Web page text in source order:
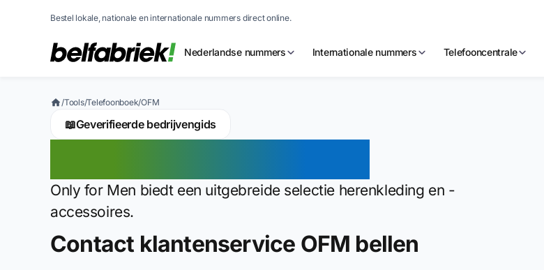
Bestel lokale, nationale en internationale nummers direct online.
Nederlandse nummers Internationale nummers Telefooncentrale
/Tools/Telefoonboek/OFM
📖Geverifieerde bedrijvengids
Only for Men biedt een uitgebreide selectie herenkleding en -
accessoires.
Contact klantenservice OFM bellen